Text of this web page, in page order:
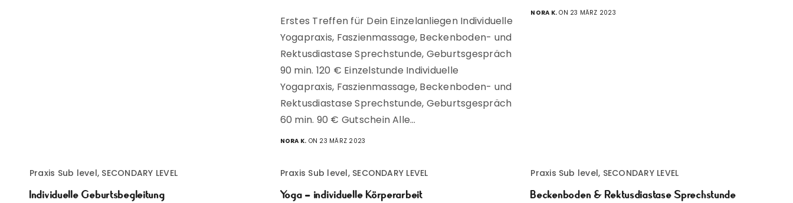
Erstes Treffen für Dein Einzelanliegen Individuelle
Yogapraxis, Faszienmassage, Beckenboden- und
Rektusdiastase Sprechstunde, Geburtsgespräch
90 min. 120 € Einzelstunde Individuelle
Yogapraxis, Faszienmassage, Beckenboden- und
Rektusdiastase Sprechstunde, Geburtsgespräch
60 min. 90 € Gutschein Alle…
NORA K. ON 23 MÄRZ 2023
NORA K. ON 23 MÄRZ 2023
Praxis Sub level, SECONDARY LEVEL
Individuelle Geburtsbegleitung
Praxis Sub level, SECONDARY LEVEL
Yoga – individuelle Körperarbeit
Praxis Sub level, SECONDARY LEVEL
Beckenboden & Rektusdiastase Sprechstunde